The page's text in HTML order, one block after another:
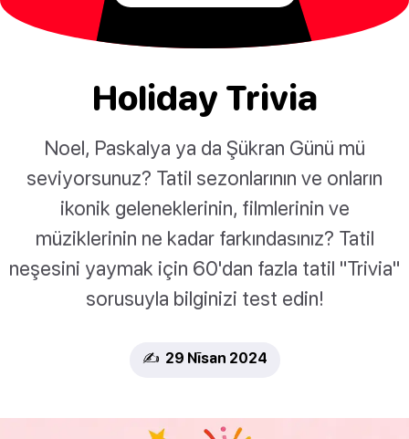
Holiday Trivia
Noel, Paskalya ya da Şükran Günü mü
seviyorsunuz? Tatil sezonlarının ve onların
ikonik geleneklerinin, filmlerinin ve
müziklerinin ne kadar farkındasınız? Tatil
neşesini yaymak için 60'dan fazla tatil "Trivia"
sorusuyla bilginizi test edin!
✍️ 29 Nīsan 2024